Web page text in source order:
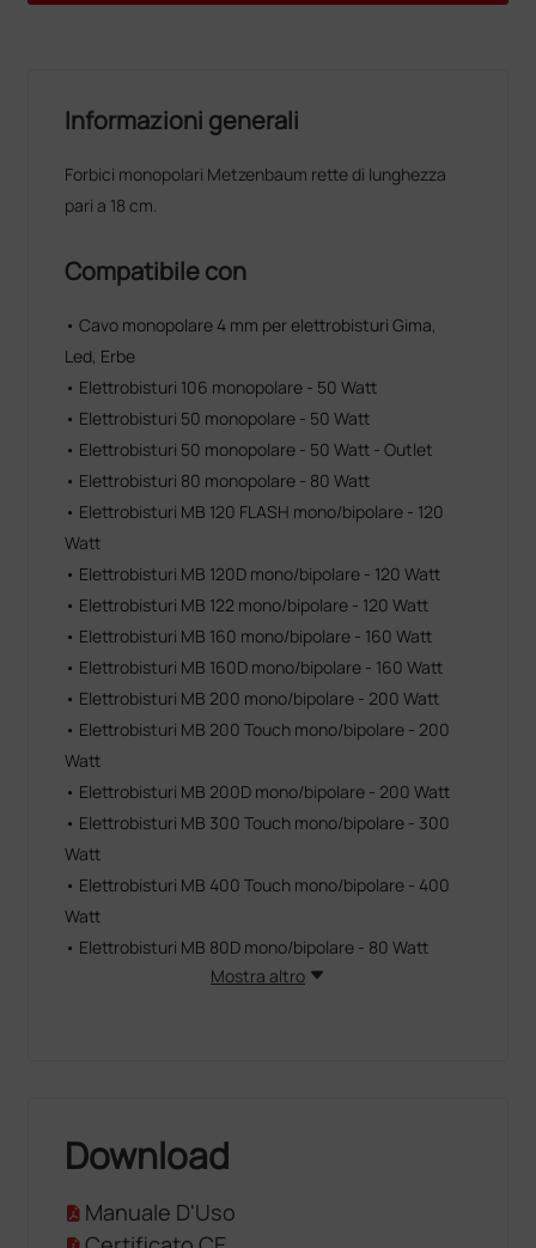
Informazioni generali
Forbici monopolari Metzenbaum rette di lunghezza
pari a 18 cm.
Compatibile con
• Cavo monopolare 4 mm per elettrobisturi Gima,
Led, Erbe
• Elettrobisturi 106 monopolare - 50 Watt
• Elettrobisturi 50 monopolare - 50 Watt
• Elettrobisturi 50 monopolare - 50 Watt - Outlet
• Elettrobisturi 80 monopolare - 80 Watt
• Elettrobisturi MB 120 FLASH mono/bipolare - 120
Watt
• Elettrobisturi MB 120D mono/bipolare - 120 Watt
• Elettrobisturi MB 122 mono/bipolare - 120 Watt
• Elettrobisturi MB 160 mono/bipolare - 160 Watt
• Elettrobisturi MB 160D mono/bipolare - 160 Watt
• Elettrobisturi MB 200 mono/bipolare - 200 Watt
• Elettrobisturi MB 200 Touch mono/bipolare - 200
Watt
• Elettrobisturi MB 200D mono/bipolare - 200 Watt
• Elettrobisturi MB 300 Touch mono/bipolare - 300
Watt
• Elettrobisturi MB 400 Touch mono/bipolare - 400
Watt
• Elettrobisturi MB 80D mono/bipolare - 80 Watt
Mostra altro
Download
Manuale D'Uso